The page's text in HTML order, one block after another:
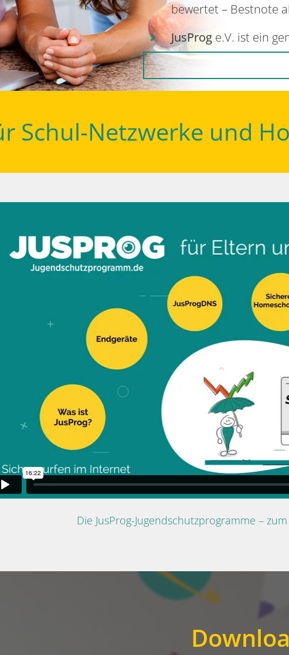
bewertet – Bestnote
JusProge.V. ist ein
Schul-Netzwerke und
Die JusProg-Jugendschutzprogramme –